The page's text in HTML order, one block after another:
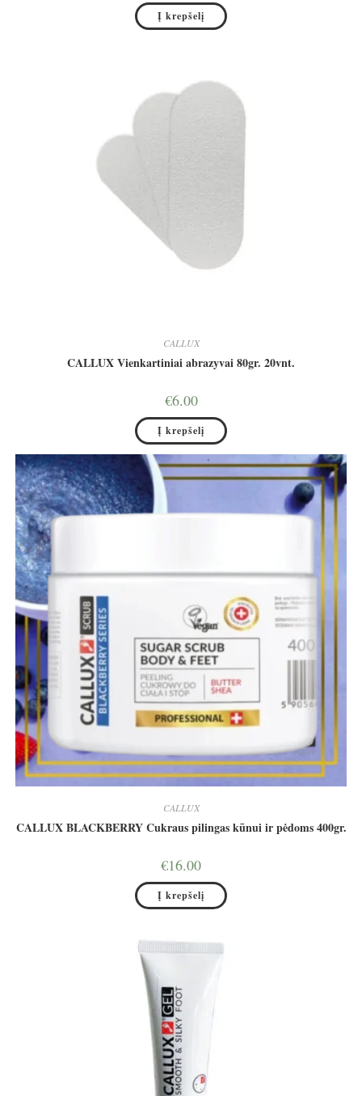
Į krepšelį
CALLUX
CALLUX Vienkartiniai abrazyvai 80gr. 20vnt.
€6.00
Į krepšelį
CALLUX
CALLUX BLACKBERRY Cukraus pilingas kūnui ir pėdoms 400gr.
€16.00
Į krepšelį